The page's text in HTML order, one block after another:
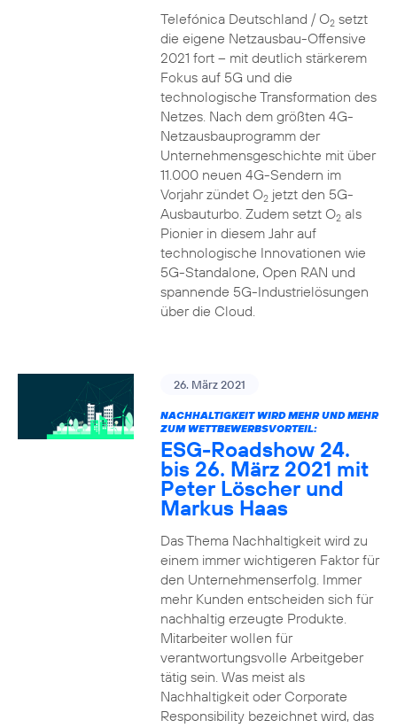
Telefónica Deutschland / O2setzt
die eigene Netzausbau-Offensive
2021 fort – mit deutlich stärkerem
Fokus auf 5G und die
technologische Transformation des
Netzes. Nach dem größten 4G-
Netzausbauprogramm der
Unternehmensgeschichte mit über
11.000 neuen 4G-Sendern im
Vorjahr zündet O2jetzt den 5G-
Ausbauturbo. Zudem setzt O2als
Pionier in diesem Jahr auf
technologische Innovationen wie
5G-Standalone, Open RAN und
spannende 5G-Industrielösungen
über die Cloud.
26. März 2021
NACHHALTIGKEIT WIRD MEHR UND MEHR
ZUM WETTBEWERBSVORTEIL:
ESG-Roadshow 24.
bis 26. März 2021 mit
Peter Löscher und
Markus Haas
Das Thema Nachhaltigkeit wird zu
einem immer wichtigeren Faktor für
den Unternehmenserfolg. Immer
mehr Kunden entscheiden sich für
nachhaltig erzeugte Produkte.
Mitarbeiter wollen für
verantwortungsvolle Arbeitgeber
tätig sein. Was meist als
Nachhaltigkeit oder Corporate
Responsibility bezeichnet wird, das